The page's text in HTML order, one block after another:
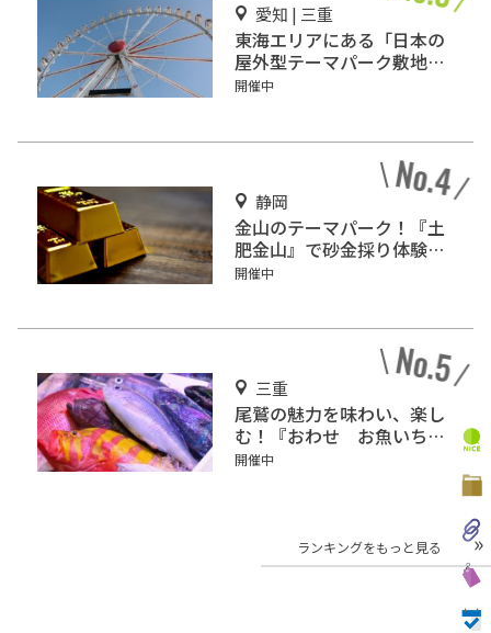
愛知 | 三重
東海エリアにある「日本の
屋外型テーマパーク敷地面
積ランキング」入りしてい
開催中
静岡
金山のテーマパーク！『土
肥金山』で砂金採り体験や
坑道観光を楽しもう♪
開催中
三重
尾鷲の魅力を味わい、楽し
む！『おわせ お魚いち
ば おとと』をご紹介
開催中
ランキングをもっと見る